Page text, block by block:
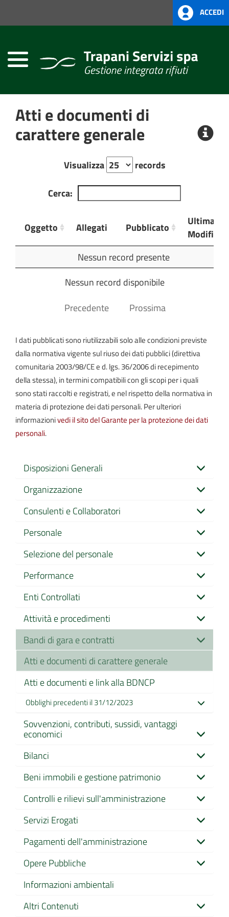
ACCEDI
Amministrativi
(L.R.
Siciliana
Società
Trasparente
Atti e documenti di
carattere generale
Visualizza
records
Cerca:
Oggetto Allegati Pubblicato
Ultima
Modifica
Allegati Pubblicato
Modifica
Nessun record presente
Nessun record disponibile
Precedente
Prossima
I dati pubblicati sono riutilizzabili solo alle condizioni previste
dalla normativa vigente sul riuso dei dati pubblici (direttiva
comunitaria 2003/98/CE e d. lgs. 36/2006 di recepimento
della stessa), in termini compatibili con gli scopi per i quali
sono stati raccolti e registrati, e nel rispetto della normativa in
materia di protezione dei dati personali. Per ulteriori
informazionivedi il sito del Garante per la protezione dei dati
personali.
Disposizioni Generali
Organizzazione
Consulenti e Collaboratori
Personale
Selezione del personale
Performance
Enti Controllati
Attività e procedimenti
Bandi di gara e contratti
Atti e documenti di carattere generale
Atti e documenti e link alla BDNCP
Obblighi precedenti il 31/12/2023
Sovvenzioni, contributi, sussidi, vantaggi
economici
Bilanci
Beni immobili e gestione patrimonio
Controlli e rilievi sull'amministrazione
Servizi Erogati
Pagamenti dell'amministrazione
Opere Pubbliche
Informazioni ambientali
Altri Contenuti